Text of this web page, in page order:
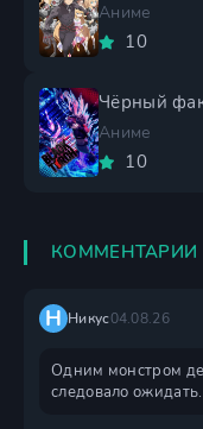
Аниме
10
Чёрный
Аниме
10
КОММЕНТАРИИ
Н Никус04.08.26
Одним монстром
следовало